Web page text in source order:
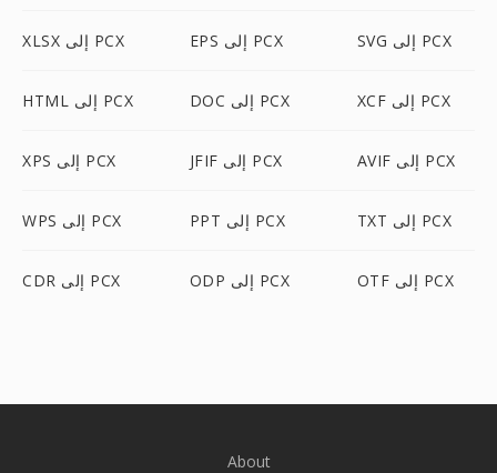
XLSX إلى PCX EPS إلى PCX SVG إلى PCX
HTML إلى PCX DOC إلى PCX XCF إلى PCX
XPS إلى PCX JFIF إلى PCX AVIF إلى PCX
WPS إلى PCX PPT إلى PCX TXT إلى PCX
CDR إلى PCX ODP إلى PCX OTF إلى PCX
About